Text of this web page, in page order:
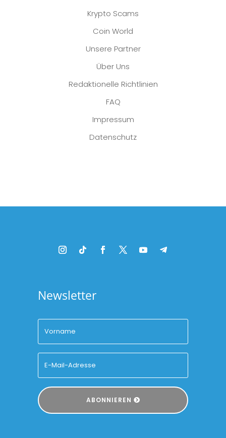
Krypto Scams
Coin World
Unsere Partner
Über Uns
Redaktionelle Richtlinien
FAQ
Impressum
Datenschutz
Newsletter
ABONNIEREN